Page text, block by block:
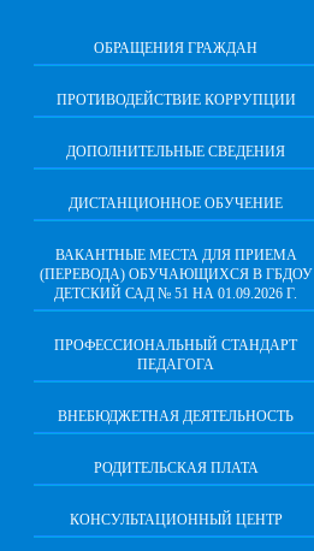
ОБРАЩЕНИЯ ГРАЖДАН
ПРОТИВОДЕЙСТВИЕ КОРРУПЦИИ
ДОПОЛНИТЕЛЬНЫЕ СВЕДЕНИЯ
ДИСТАНЦИОННОЕ ОБУЧЕНИЕ
ВАКАНТНЫЕ МЕСТА ДЛЯ ПРИЕМА
(ПЕРЕВОДА) ОБУЧАЮЩИХСЯ В ГБДОУ
ДЕТСКИЙ САД № 51 НА 01.09.2026 Г.
ПРОФЕССИОНАЛЬНЫЙ СТАНДАРТ
ПЕДАГОГА
ВНЕБЮДЖЕТНАЯ ДЕЯТЕЛЬНОСТЬ
РОДИТЕЛЬСКАЯ ПЛАТА
КОНСУЛЬТАЦИОННЫЙ ЦЕНТР